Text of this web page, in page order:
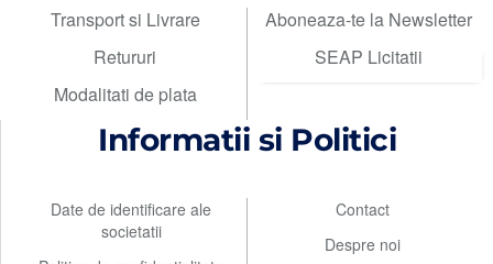
Transport si Livrare
Retururi
Modalitati de plata
Aboneaza-te la Newsletter
SEAP Licitatii
Informatii si Politici
Date de identificare ale
societatii
Contact
Despre noi